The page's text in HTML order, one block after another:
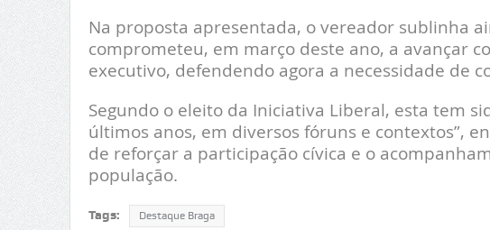
Na proposta apresentada, o vereador sublinha
comprometeu, em março deste ano, a avançar
executivo, defendendo agora a necessidade de
Segundo o eleito da Iniciativa Liberal, esta tem
últimos anos, em diversos fóruns e contextos”,
de reforçar a participação cívica e o
população.
Tags: Destaque Braga